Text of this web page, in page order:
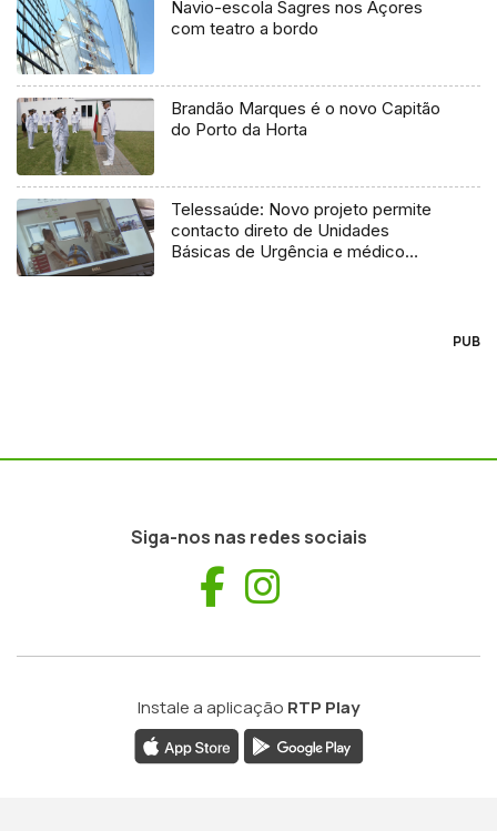
Navio-escola Sagres nos Açores
com teatro a bordo
Brandão Marques é o novo Capitão
do Porto da Horta
Telessaúde: Novo projeto permite
contacto direto de Unidades
Básicas de Urgência e médico
PUB
Siga-nos nas redes sociais
Facebook
Instale a aplicação RTP Play